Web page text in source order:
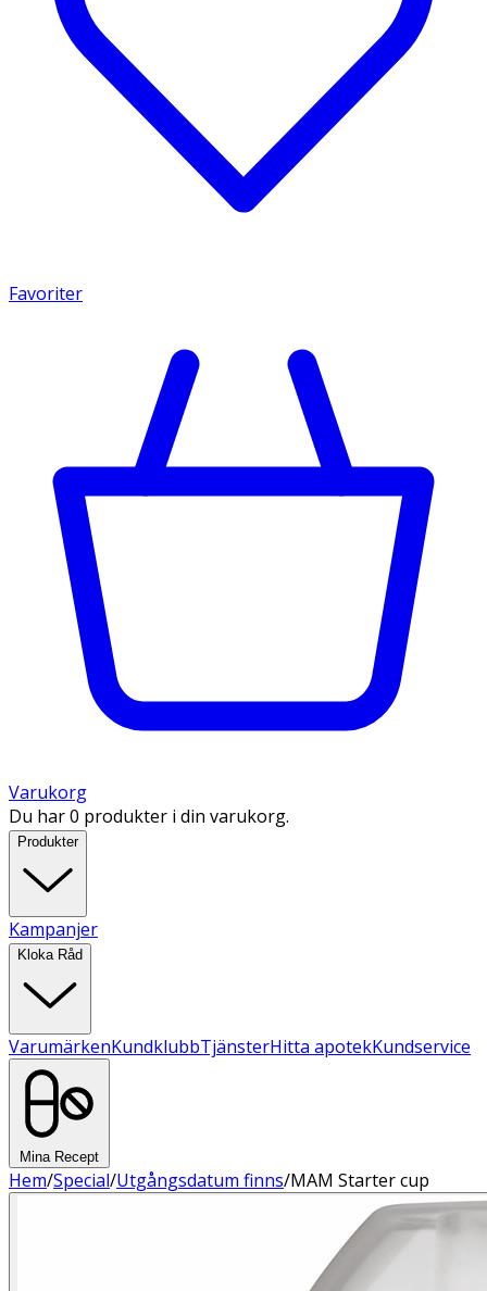
Favoriter
Varukorg
Du har 0 produkter i din varukorg.
Produkter
Kampanjer
Kloka Råd
VarumärkenKundklubbTjänsterHitta apotekKundservice
Mina Recept
Hem/Special/Utgångsdatum finns/MAM Starter cup